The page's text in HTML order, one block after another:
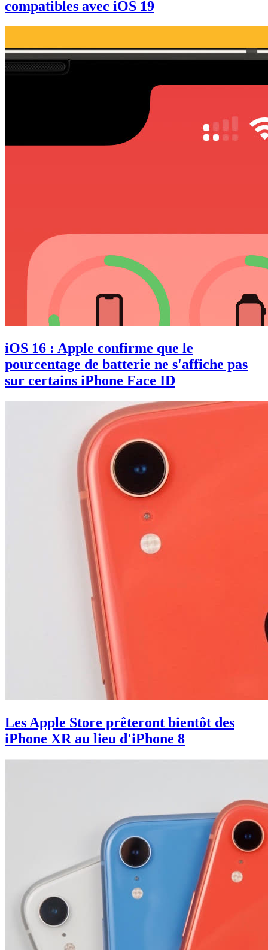
compatibles avec iOS 19
iOS 16 : Apple confirme que le
pourcentage de batterie ne s'affiche pas
sur certains iPhone Face ID
Les Apple Store prêteront bientôt des
iPhone XR au lieu d'iPhone 8